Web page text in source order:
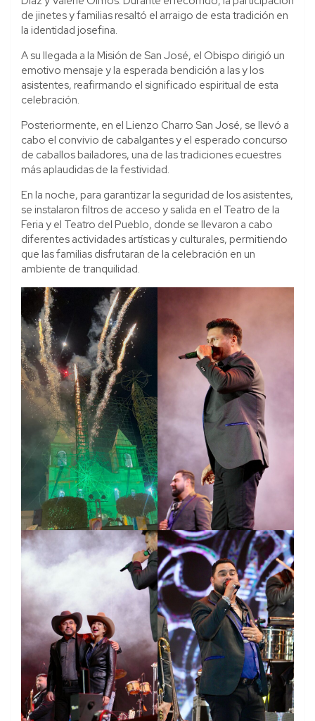
de jinetes y familias resaltó el arraigo de esta tradición en
la identidad josefina.
A su llegada a la Misión de San José, el Obispo dirigió un
emotivo mensaje y la esperada bendición a las y los
asistentes, reafirmando el significado espiritual de esta
celebración.
Posteriormente, en el Lienzo Charro San José, se llevó a
cabo el convivio de cabalgantes y el esperado concurso
de caballos bailadores, una de las tradiciones ecuestres
más aplaudidas de la festividad.
En la noche, para garantizar la seguridad de los asistentes,
se instalaron filtros de acceso y salida en el Teatro de la
Feria y el Teatro del Pueblo, donde se llevaron a cabo
diferentes actividades artísticas y culturales, permitiendo
que las familias disfrutaran de la celebración en un
ambiente de tranquilidad.